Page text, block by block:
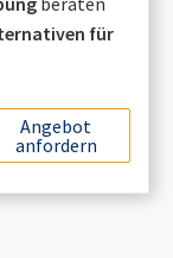
für
Angebot
anfordern